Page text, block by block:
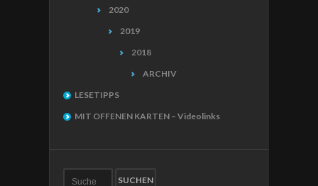
2020
2019
2018
ARCHIV
LESETIPPS
MIT OFFENEN KARTEN – Videolinks